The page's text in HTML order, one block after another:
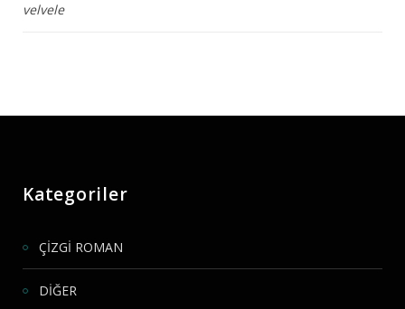
velvele
Kategoriler
ÇİZGİ ROMAN
DİĞER